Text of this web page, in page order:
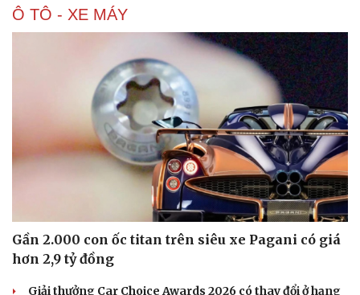
Tư vấn
Săn Tour
check-in
Podcast
Câu chuyện thời sự
Kể chuyện cho bé
150 mẫu nhí tái hiện vẻ đẹp văn hóa Việt trong không
gian phố cổ Hoa Lư
Lương Thùy Linh, Ý Nhi làm vedette trên sàn diễn phủ 4
Biển xanh, vỏ sò và hàng trăm mẫu nhí tạo nên sàn
diễn đặc biệt ở Nha Trang
H'Hen Niê tỏa sáng như nữ thần trong màn kết show
của NTK Thảo Nguyễn